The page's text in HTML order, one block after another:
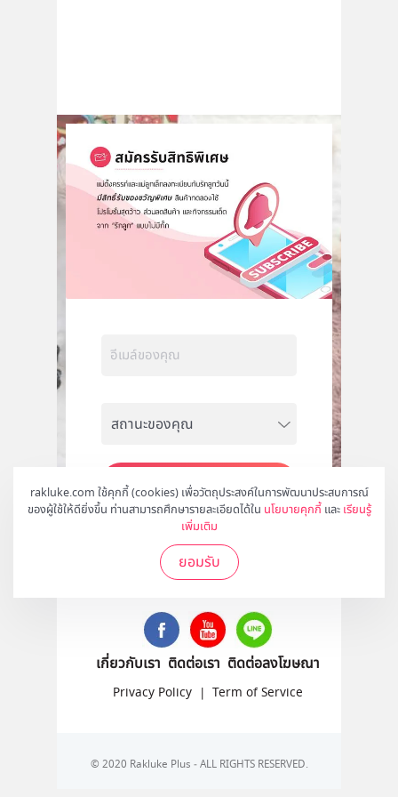
rakluke.com ใช้คุกกี้ (cookies) เพื่อวัตถุประสงค์ในการพัฒนาประสบการณ์
ของผู้ใช้ให้ดียิ่งขึ้น ท่านสามารถศึกษารายละเอียดได้ใน นโยบายคุกกี้ และ เรียนรู้
เพิ่มเติม
ยอมรับ
สมัคร
ติดตามเราได้ที่
เกี่ยวกับเรา ติดต่อเรา ติดต่อลงโฆษณา
Privacy Policy | Term of Service
© 2020 Rakluke Plus - ALL RIGHTS RESERVED.